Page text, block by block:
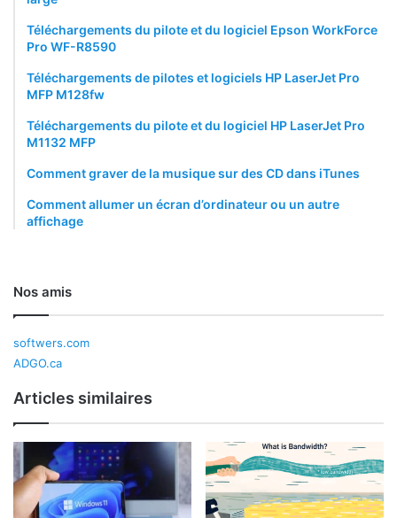
Téléchargements du pilote et du logiciel Epson WorkForce
Pro WF-R8590
Téléchargements de pilotes et logiciels HP LaserJet Pro
MFP M128fw
Téléchargements du pilote et du logiciel HP LaserJet Pro
M1132 MFP
Comment graver de la musique sur des CD dans iTunes
Comment allumer un écran d’ordinateur ou un autre
affichage
Nos amis
softwers.com
ADGO.ca
Articles similaires